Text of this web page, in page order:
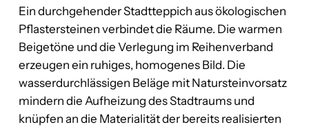
Ein durchgehender Stadtteppich aus ökologischen
Pflastersteinen verbindet die Räume. Die warmen
Beigetöne und die Verlegung im Reihenverband
erzeugen ein ruhiges, homogenes Bild. Die
wasserdurchlässigen Beläge mit Natursteinvorsatz
mindern die Aufheizung des Stadtraums und
knüpfen an die Materialität der bereits realisierten